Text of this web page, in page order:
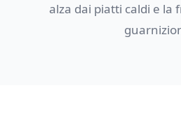
alza dai piatti caldi e la